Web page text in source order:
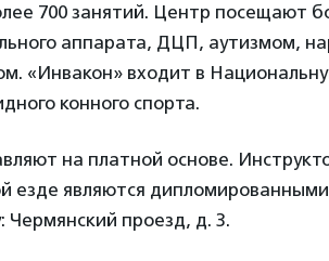
700 занятий. Центр посещают
аппарата, ДЦП, аутизмом,
«Инвакон» входит в
конного спорта.
на платной основе.
езде являются
проезд, д. 3.